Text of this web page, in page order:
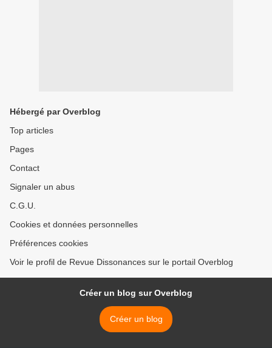
Hébergé par Overblog
Top articles
Pages
Contact
Signaler un abus
C.G.U.
Cookies et données personnelles
Préférences cookies
Voir le profil de Revue Dissonances sur le portail Overblog
Créer un blog sur Overblog
Créer un blog